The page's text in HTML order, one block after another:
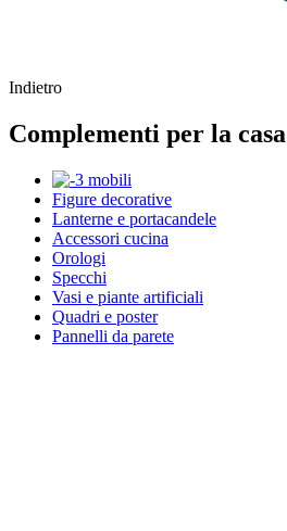
Indietro
Complementi per la casa
Figure decorative
Lanterne e portacandele
Accessori cucina
Orologi
Specchi
Vasi e piante artificiali
Quadri e poster
Pannelli da parete